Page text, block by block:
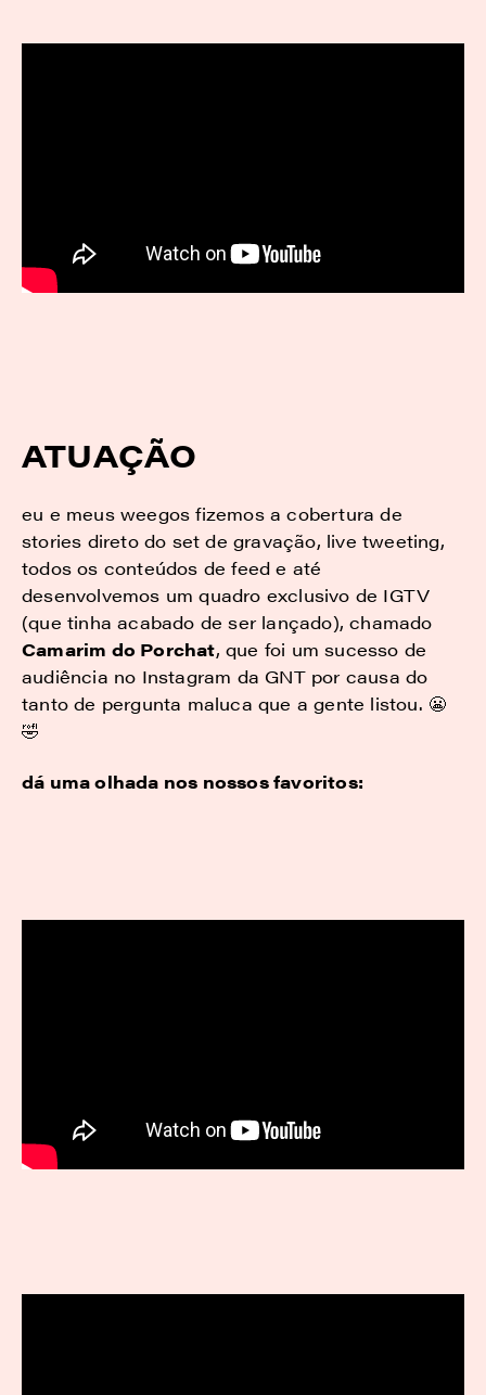
ATUAÇÃO
eu e meus weegos fizemos a cobertura de
stories direto do set de gravação, live tweeting,
todos os conteúdos de feed e até
desenvolvemos um quadro exclusivo de IGTV
(que tinha acabado de ser lançado), chamado
Camarim do Porchat, que foi um sucesso de
audiência no Instagram da GNT por causa do
tanto de pergunta maluca que a gente listou. 😬
🤣
dá uma olhada nos nossos favoritos: